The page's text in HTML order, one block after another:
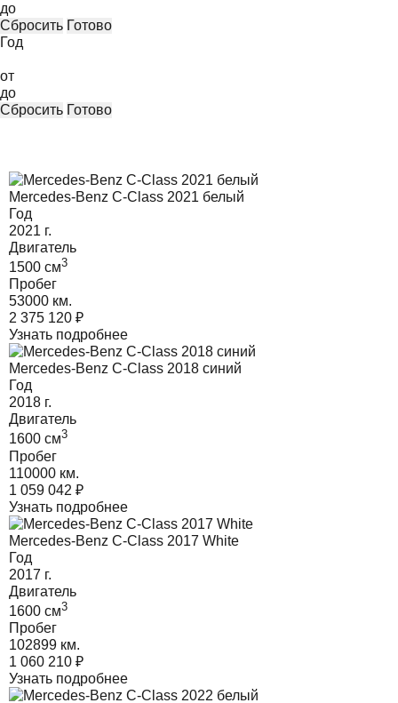
до
Сбросить Готово
Год
от
до
Сбросить Готово
Mercedes-Benz C-Class 2021 белый
Год
2021 г.
Двигатель
1500 cм3
Пробег
53000 км.
2 375 120 ₽
Узнать подробнее
Mercedes-Benz C-Class 2018 синий
Год
2018 г.
Двигатель
1600 cм3
Пробег
110000 км.
1 059 042 ₽
Узнать подробнее
Mercedes-Benz C-Class 2017 White
Год
2017 г.
Двигатель
1600 cм3
Пробег
102899 км.
1 060 210 ₽
Узнать подробнее